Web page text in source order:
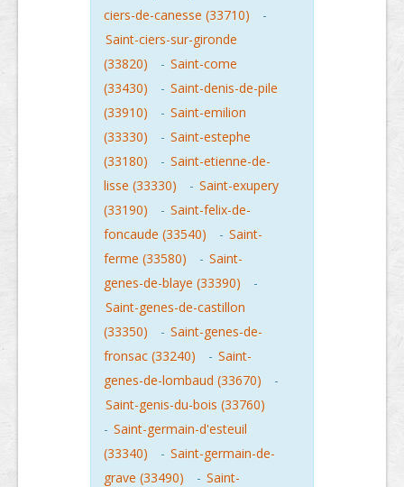
ciers-de-canesse (33710)
-
Saint-ciers-sur-gironde
(33820)
- Saint-come
(33430)
- Saint-denis-de-pile
(33910)
- Saint-emilion
(33330)
- Saint-estephe
(33180)
- Saint-etienne-de-
lisse (33330)
- Saint-exupery
(33190)
- Saint-felix-de-
foncaude (33540)
- Saint-
ferme (33580)
- Saint-
genes-de-blaye (33390)
-
Saint-genes-de-castillon
(33350)
- Saint-genes-de-
fronsac (33240)
- Saint-
genes-de-lombaud (33670)
-
Saint-genis-du-bois (33760)
- Saint-germain-d'esteuil
(33340)
- Saint-germain-de-
grave (33490)
- Saint-